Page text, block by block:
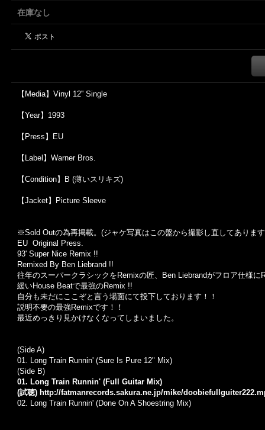
在庫なし
【Media】Vinyl 12'' Single
【Year】1993
【Press】EU
【Label】Warner Bros.
【Condition】B (薄いスリキズ)
【Jacket】Picture Sleeve
※Sold Outの為再掲載。 (ジャケ写真はこの盤から撮影し直してありま
EU Original Press.
93' Super Nice Remix !!
Remixed By Ben Liebrand !!
往年のスーパークラシックをRemixの匠、Ben Liebrandがフロア仕様
緩いHouse Beatで最強のRemix !!
自分も未だにここぞと言う場面にて投下しております！！
説明不要の最強Remixです！！
最近めっきり見かけなくなってしまいました。
(Side A)
01. Long Train Runnin' (Sure Is Pure 12" Mix)
(Side B)
01. Long Train Runnin' (Full Guitar Mix)
(試聴) http://fatmanrecords.sakura.ne.jp/mike/
02. Long Train Runnin' (Done On A Shoestring Mix)